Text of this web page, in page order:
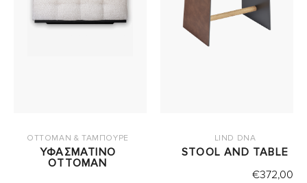
OTTOMAN & ΤΑΜΠΟΥΡΕ
ΥΦΑΣΜΑΤΙΝΟ
OTTOMAN
LIND DNA
STOOL AND TABLE
€372,00